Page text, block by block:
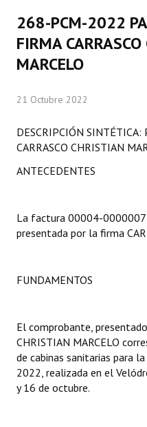
Comisiones Permanentes
Comisiones Especiales
LEGISLACIÓN
Constitución Nacional
Carta Orgánica 2007
DOCUMENTOS
Informes de Gestión
268-PCM-2022
FIRMA
MARCELO
21 Octubre 2022
DESCRIPCIÓN SINTÉTICA:
CARRASCO CHRISTIAN
ANTECEDENTES
La factura 00004-
presentada por la firma
FUNDAMENTOS
El comprobante,
CHRISTIAN MARCELO
de cabinas sanitarias para
2022, realizada en el
y 16 de octubre.